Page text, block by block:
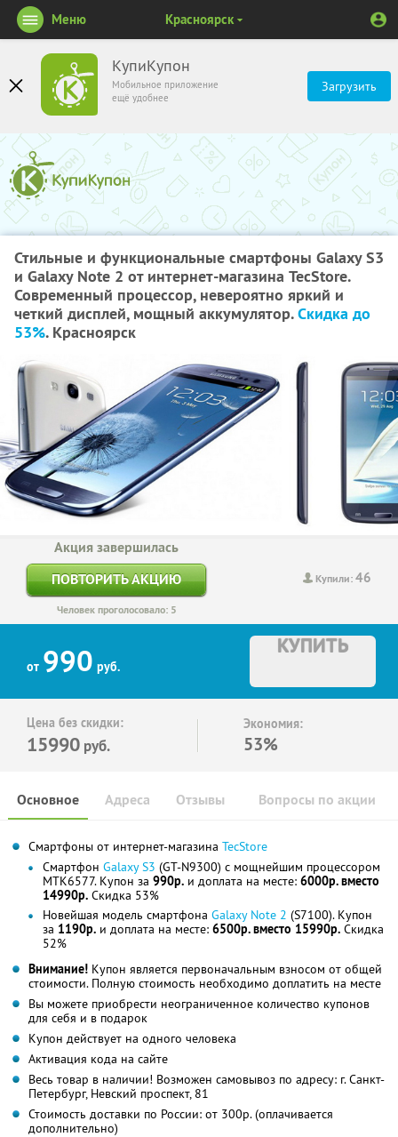
КупиКупон
Мобильное приложение
ещё удобнее
Загрузить
Меню Красноярск
Стильные и функциональные смартфоны Galaxy S3
и Galaxy Note 2 от интернет-магазина TecStore.
Современный процессор, невероятно яркий и
четкий дисплей, мощный аккумулятор.Скидка до
53%. Красноярск
Купили:46
Акция завершилась
ПОВТОРИТЬ АКЦИЮ
Человек проголосовало: 5
от 990 руб.
КУПИТЬ
Цена без скидки:
15990 руб.
Экономия:
53%
Основное Отзывы Вопросы по акции
Адреса
Смартфоны от интернет-магазина TecStore
Смартфон Galaxy S3 (GT-N9300) с мощнейшим процессором
MTK6577. Купон за 990р. и доплата на месте: 6000р. вместо
14990р. Скидка 53%
Новейшая модель смартфона Galaxy Note 2 (S7100). Купон
за 1190р. и доплата на месте: 6500р. вместо 15990р. Скидка
52%
Внимание! Купон является первоначальным взносом от общей
стоимости. Полную стоимость необходимо доплатить на месте
Вы можете приобрести неограниченное количество купонов
для себя и в подарок
Купон действует на одного человека
Активация кода на сайте
Весь товар в наличии! Возможен самовывоз по адресу: г. Санкт-
Петербург, Невский проспект, 81
Стоимость доставки по России: от 300р. (оплачивается
дополнительно)